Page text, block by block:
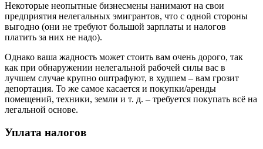
Некоторые неопытные бизнесмены нанимают на свои
предприятия нелегальных эмигрантов, что с одной стороны
выгодно (они не требуют большой зарплаты и налогов
платить за них не надо).
Однако ваша жадность может стоить вам очень дорого, так
как при обнаружении нелегальной рабочей силы вас в
лучшем случае крупно оштрафуют, в худшем – вам грозит
депортация. То же самое касается и покупки/аренды
помещений, техники, земли и т. д. – требуется покупать всё на
легальной основе.
Уплата налогов